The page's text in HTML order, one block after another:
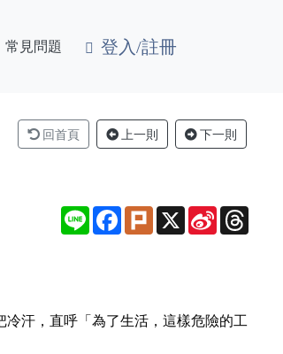
常見問題 登入/註冊
回首頁 上一則 下一則
Line Facebook
PlurkX Sina
Weibo
汗，直呼「為了生活，這樣危險的工